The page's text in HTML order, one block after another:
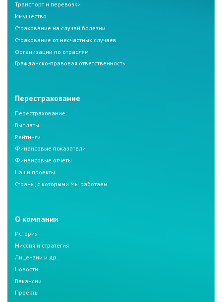
Транспорт и перевозки
Имущество
Страхование на случай болезни
Страхование от несчастных случаев
Организации по отраслям
Гражданско-правовая ответственность
Перестрахование
Перестрахование
Выплаты
Рейтинги
Финансовые показатели
Финансовые отчеты
Наши проекты
Страны, с которыми Мы работаем
О компании
История
Миссия и стратегия
Лицензии и др.
Новости
Вакансии
Проекты